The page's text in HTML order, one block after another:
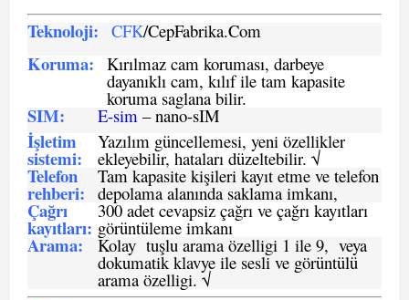
Teknoloji: CFK/CepFabrika.Com
Koruma: Kırılmaz cam koruması, darbeye
dayanıklı cam, kılıf ile tam kapasite
koruma saglana bilir.
SIM: E-sim – nano-sIM
İşletim
sistemi:
Yazılım güncellemesi, yeni özellikler
ekleyebilir, hataları düzeltebilir. √
Telefon
rehberi:
Tam kapasite kişileri kayıt etme ve telefon
depolama alanında saklama imkanı,
Çağrı
kayıtları:
300 adet cevapsiz çağrı ve çağrı kayıtları
görüntüleme imkanı
Arama: Kolay tuşlu arama özelligi 1 ile 9, veya
dokumatik klavye ile sesli ve görüntülü
arama özelligi. √